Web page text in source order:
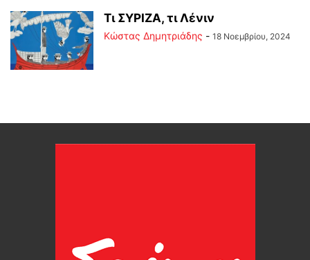
Τι ΣΥΡΙΖΑ, τι Λένιν
Kώστας Δημητριάδης - 18 Νοεμβρίου, 2024